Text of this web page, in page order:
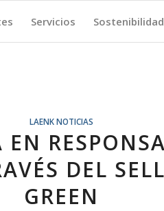
Servicios Sostenibilidad
LAENK NOTICIAS
EN
DEL
GREEN